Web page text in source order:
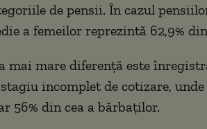
de pensii. În cazul
a femeilor reprezintă 62,9%
mai mare diferență este
incomplet de cotizare,
56% din cea a bărbaților.